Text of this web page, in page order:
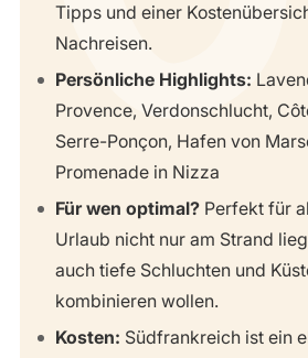
Tipps und einer
Nachreisen.
Persönliche Highlights:
Provence, Verdonschlucht,
Serre-Ponçon, Hafen von
Promenade in Nizza
Für wen optimal? Perfekt für
Urlaub nicht nur am Strand
auch tiefe Schluchten und
kombinieren wollen.
Kosten: Südfrankreich ist ein